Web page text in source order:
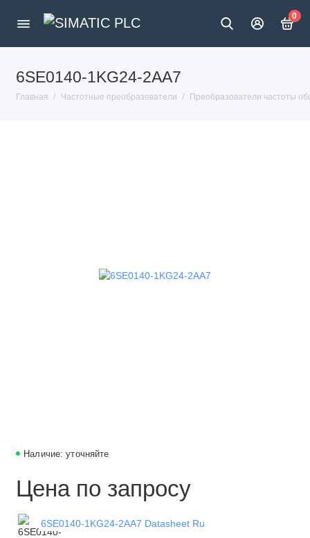
0
6SE0140-1KG24-2AA7
Главная Частотные преобразователи Преобразователи частоты
Наличие: уточняйте
Цена по запросу
6SE0140-1KG24-2AA7 Datasheet Ru